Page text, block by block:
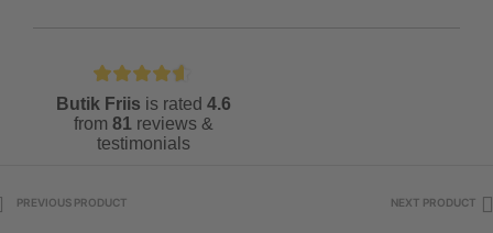
Butik Friis is rated 4.6
from 81 reviews &
testimonials
PREVIOUS PRODUCT NEXT PRODUCT